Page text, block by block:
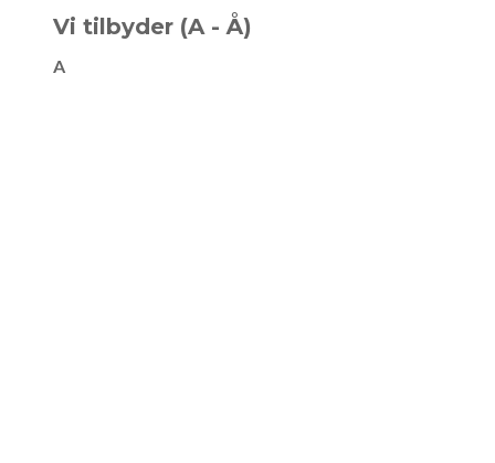
Vi tilbyder (A - Å)
A